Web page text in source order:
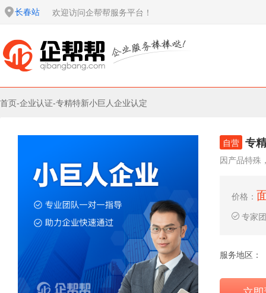
长春站 欢迎访问企帮帮服务平台！
首页-企业认证-专精特新小巨人企业认定
自营 专
因产品特殊
价格：
专家
服务地区：